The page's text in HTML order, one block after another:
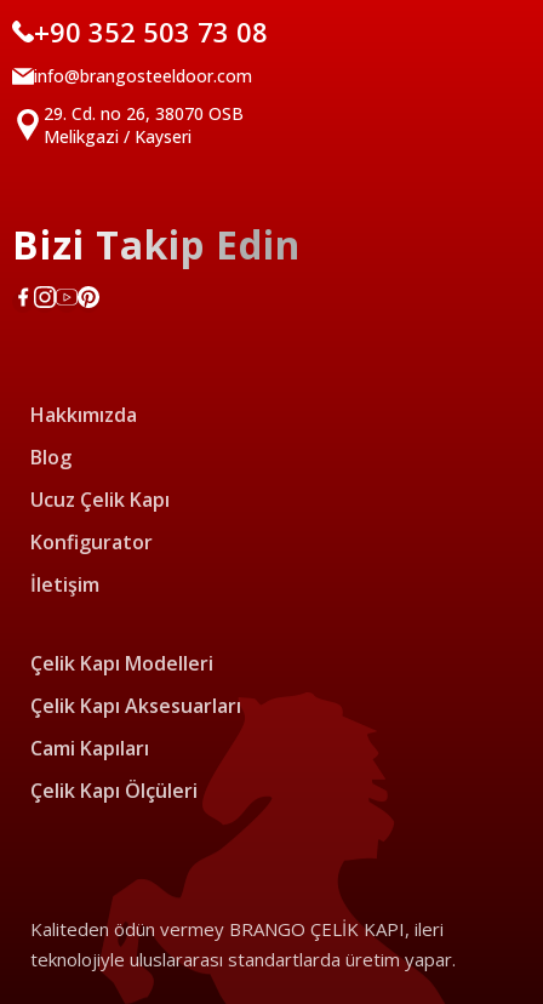
+90 352 503 73 08
info@brangosteeldoor.com
29. Cd. no 26, 38070 OSB
Melikgazi / Kayseri
Bizi Takip Edin
Hakkımızda
Blog
Ucuz Çelik Kapı
Konfigurator
İletişim
Çelik Kapı Modelleri
Çelik Kapı Aksesuarları
Cami Kapıları
Çelik Kapı Ölçüleri
Kaliteden ödün vermey BRANGO ÇELİK KAPI, ileri
teknolojiyle uluslararası standartlarda üretim yapar.